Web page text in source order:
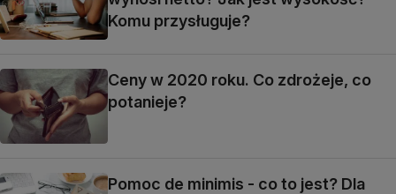
Komu przysługuje?
Ceny w 2020 roku. Co zdrożeje, co
potanieje?
Pomoc de minimis - co to jest? Dla